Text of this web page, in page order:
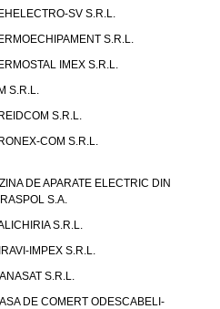
SV S.R.L.
S.R.L.
IMEX S.R.L.
S.R.L.
S.R.L.
COM S.R.L.
DE APARATE ELECTRIC DIN
S.A.
S.R.L.
IMPEX S.R.L.
S.R.L.
DE COMERT ODESCABELI-